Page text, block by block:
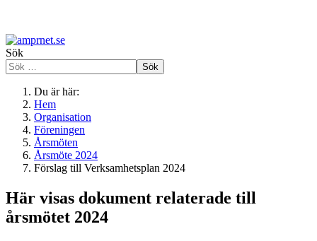
Sök
Sök
Du är här:
Hem
Organisation
Föreningen
Årsmöten
Årsmöte 2024
Förslag till Verksamhetsplan 2024
Här visas dokument relaterade till
årsmötet 2024